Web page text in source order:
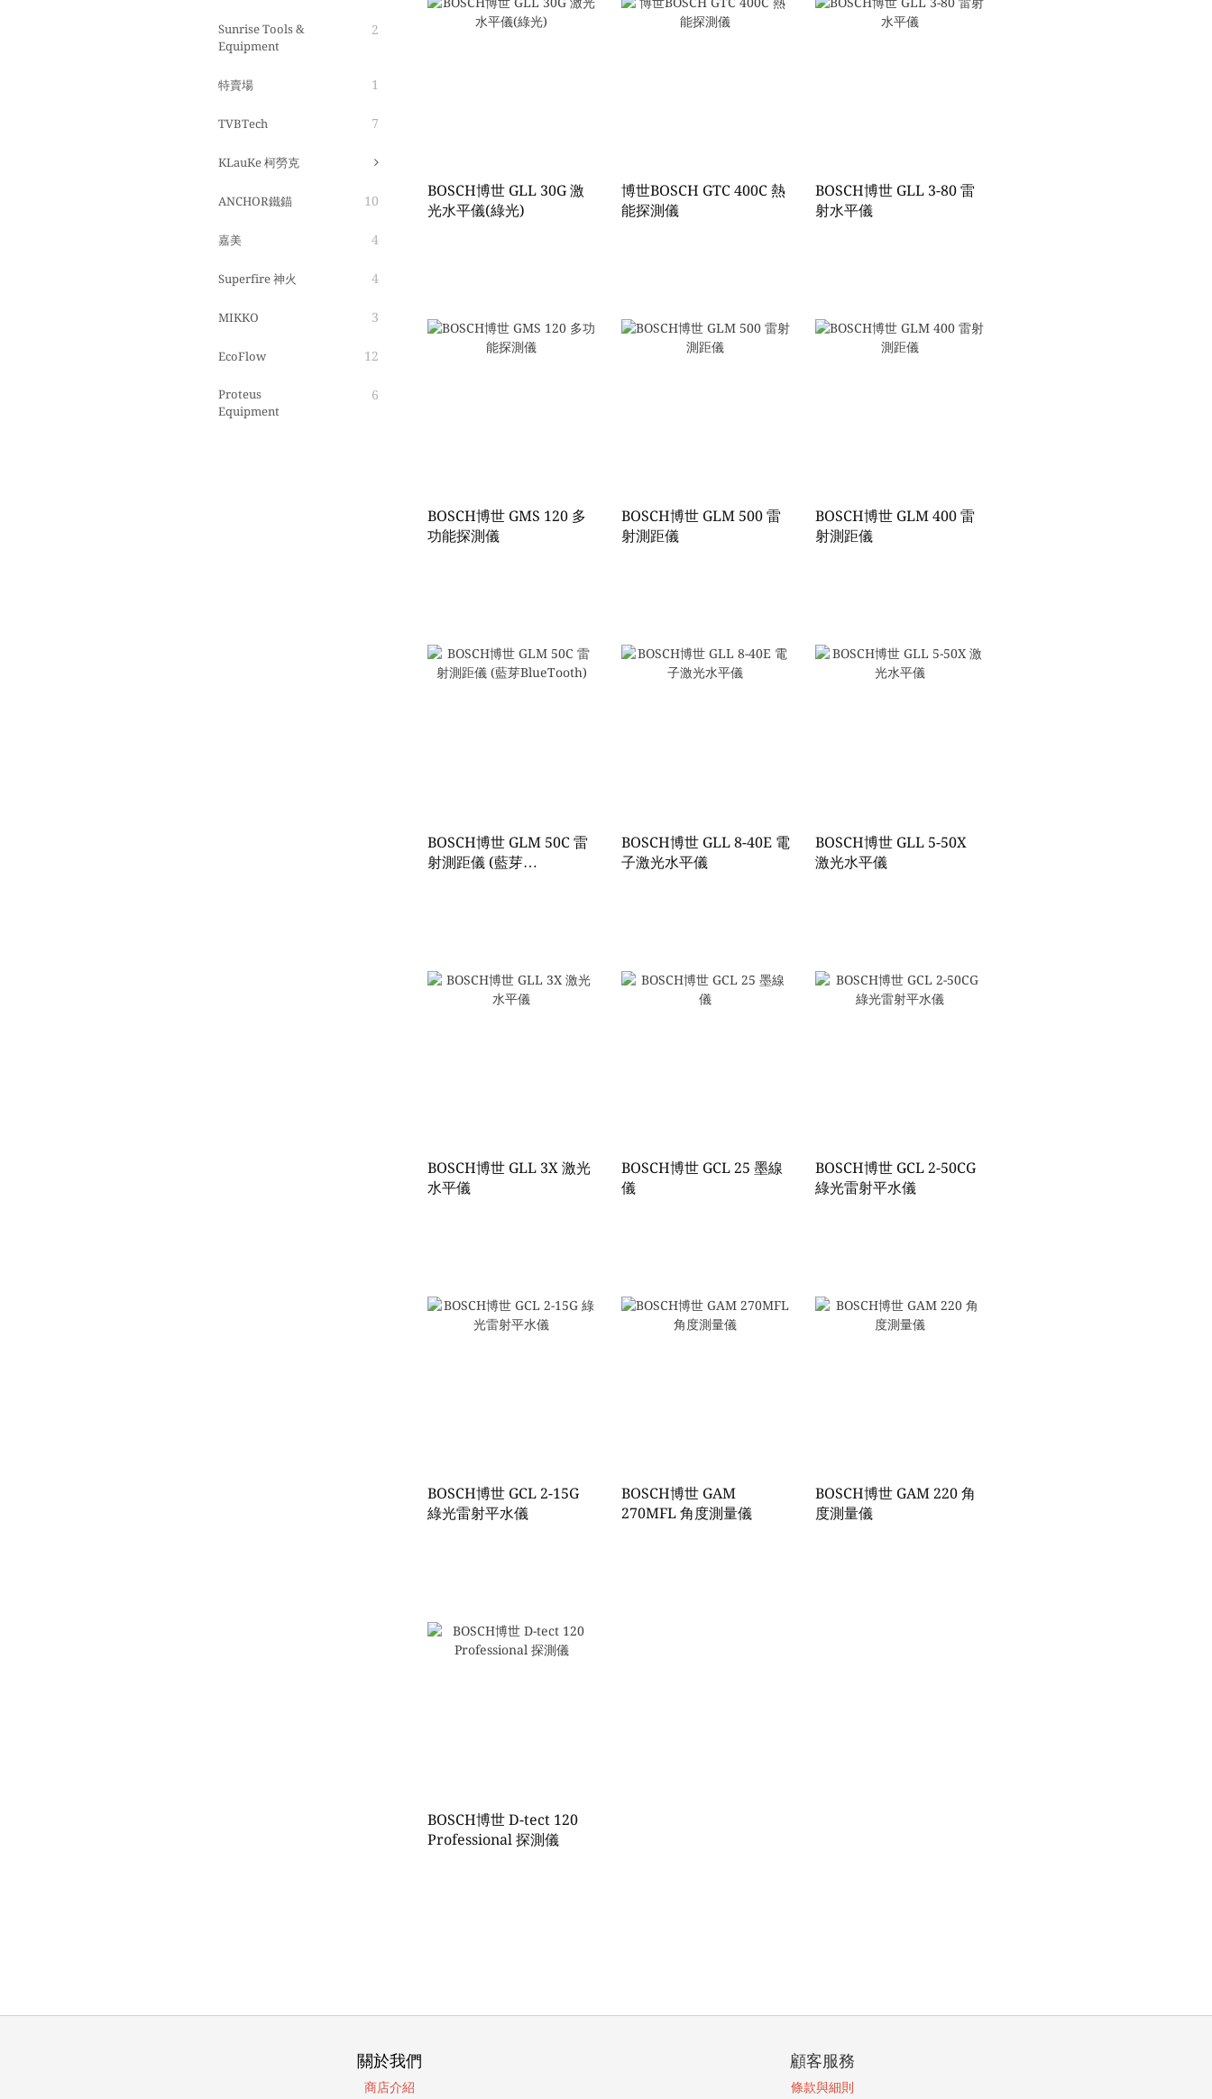
Sunrise Tools &
Equipment
2
特賣場 1
TVBTech 7
KLauKe 柯勞克
ANCHOR鐵錨 10
嘉美 4
Superfire 神火 4
MIKKO 3
EcoFlow 12
Proteus
Equipment
6
BOSCH博世 GLL 30G 激
光水平儀(綠光)
博世BOSCH GTC 400C 熱
能探測儀
BOSCH博世 GLL 3-80 雷
射水平儀
BOSCH博世 GMS 120 多
功能探測儀
BOSCH博世 GLM 500 雷
射測距儀
BOSCH博世 GLM 400 雷
射測距儀
BOSCH博世 GLM 50C 雷
射測距儀 (藍芽
BOSCH博世 GLL 8-40E 電
子激光水平儀
BOSCH博世 GLL 5-50X
激光水平儀
BOSCH博世 GLL 3X 激光
水平儀
BOSCH博世 GCL 25 墨線
儀
BOSCH博世 GCL 2-50CG
綠光雷射平水儀
BOSCH博世 GCL 2-15G
綠光雷射平水儀
BOSCH博世 GAM
270MFL 角度測量儀
BOSCH博世 GAM 220 角
度測量儀
BOSCH博世 D-tect 120
Professional 探測儀
關於我們
商店介紹
顧客服務
條款與細則